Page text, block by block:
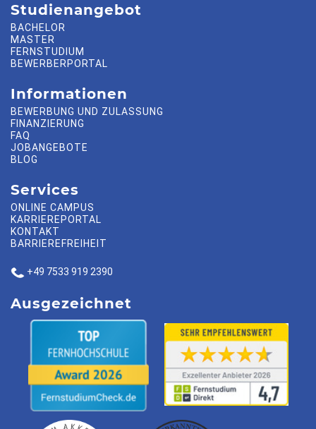
Studienangebot
BACHELOR
MASTER
FERNSTUDIUM
BEWERBERPORTAL
Informationen
BEWERBUNG UND ZULASSUNG
FINANZIERUNG
FAQ
JOBANGEBOTE
BLOG
Services
ONLINE CAMPUS
KARRIEREPORTAL
KONTAKT
BARRIEREFREIHEIT
+49 7533 919 2390
Ausgezeichnet